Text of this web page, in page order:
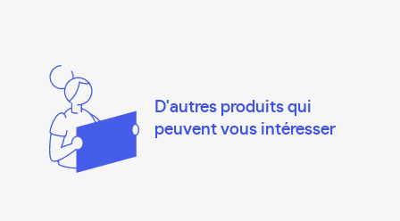
D'autres produits qui
peuvent vous intéresser